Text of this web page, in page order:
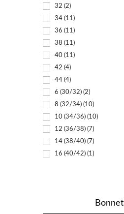
32 (2)
34 (11)
36 (11)
38 (11)
40 (11)
42 (4)
44 (4)
6 (30/32) (2)
8 (32/34) (10)
10 (34/36) (10)
12 (36/38) (7)
14 (38/40) (7)
16 (40/42) (1)
Bonnet